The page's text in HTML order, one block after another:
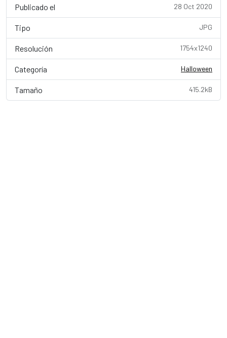
Publicado el 28 Oct 2020
Tipo JPG
Resolución 1754x1240
Categoría Halloween
Tamaño 415.2kB